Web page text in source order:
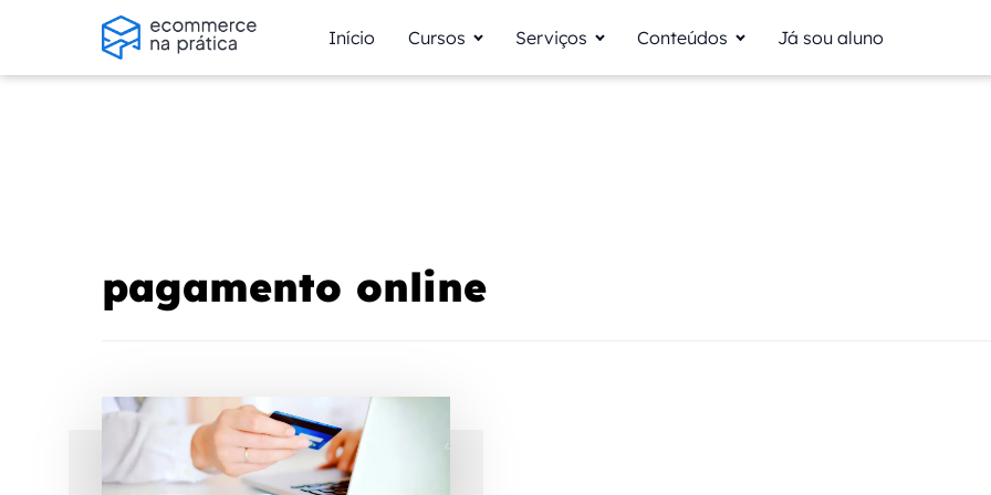
Início Cursos Serviços Conteúdos Já sou aluno
pagamento online